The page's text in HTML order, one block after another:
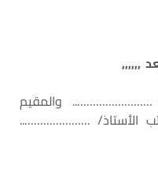
,,,,,,
والمقيم
الأستاذ/ …………………..